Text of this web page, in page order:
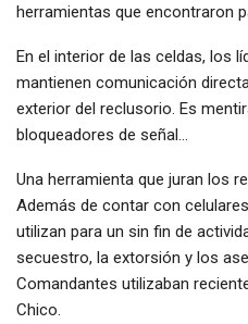
herramientas que encontraron
En el interior de las celdas, los
mantienen comunicación
exterior del reclusorio. Es
bloqueadores de señal…
Una herramienta que juran los
Además de contar con
utilizan para un sin fin de
secuestro, la extorsión y los
Comandantes utilizaban
Chico.